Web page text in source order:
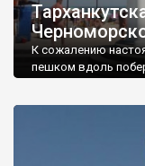
К сожалению
пешком вдоль